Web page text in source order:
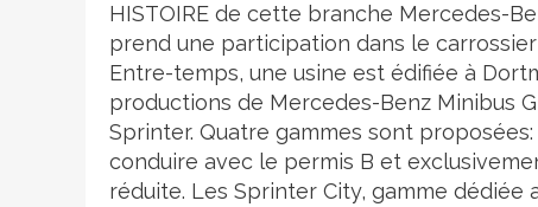
HISTOIRE de cette branche Mercedes-
prend une participation dans le
Entre-temps, une usine est édifiée à
productions de Mercedes-Benz Minibus
Sprinter. Quatre gammes sont
conduire avec le permis B et
réduite. Les Sprinter City, gamme dédiée